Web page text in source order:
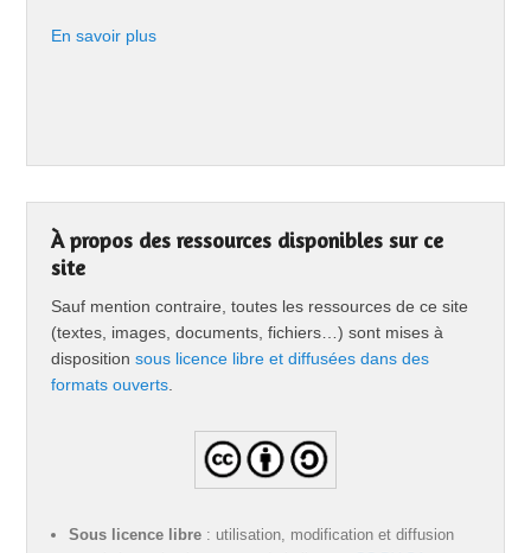
En savoir plus
À propos des ressources disponibles sur ce
site
Sauf mention contraire, toutes les ressources de ce site
(textes, images, documents, fichiers…) sont mises à
dispositionsous licence libre et diffusées dans des
formats ouverts
Sous licence libre : utilisation, modification et diffusion